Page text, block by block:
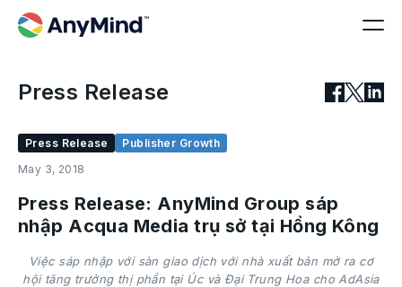
Press Release
Press Release
Publisher Growth
May 3, 2018
Press Release: AnyMind Group sáp
nhập Acqua Media trụ sở tại Hồng Kông
Việc sáp nhập với sàn giao dịch với nhà xuất bản mở ra cơ
hội tăng trưởng thị phần tại Úc và Đại Trung Hoa cho AdAsia